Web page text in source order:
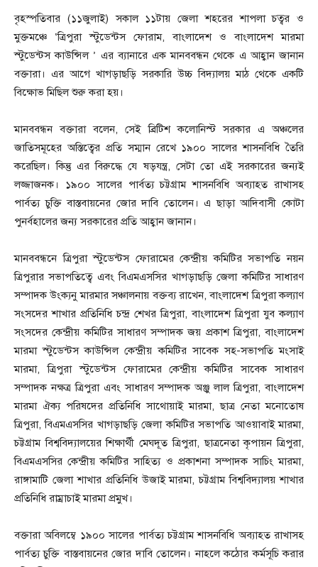
বৃহস্পতিবার (১১জুলাই) সকাল ১১টায় জেলা শহরের শাপলা চত্বর ও
মুক্তমঞ্চে ‘ত্রিপুরা স্টুডেন্টস ফোরাম, বাংলাদেশ ও বাংলাদেশ মারমা
স্টুডেন্টস কাউন্সিল ’ এর ব্যানারে এক মানববন্ধন থেকে এ আহ্বান জানান
বক্তারা। এর আগে খাগড়াছড়ি সরকারি উচ্চ বিদ্যালয় মাঠ থেকে একটি
বিক্ষোভ মিছিল শুরু করা হয়।
মানববন্ধন বক্তারা বলেন, সেই ব্রিটিশ কলোনিস্ট সরকার এ অঞ্চলের
জাতিসমূহের অস্তিত্বের প্রতি সম্মান রেখে ১৯০০ সালের শাসনবিধি তৈরি
করেছিল। কিন্তু এর বিরুদ্ধে যে ষড়যন্ত্র, সেটা তো এই সরকারের জন্যই
লজ্জাজনক। ১৯০০ সালের পার্বত্য চট্টগ্রাম শাসনবিধি অব্যাহত রাখাসহ
পার্বত্য চুক্তি বাস্তবায়নের জোর দাবি তোলেন। এ ছাড়া আদিবাসী কোটা
পুনর্বহালের জন্য সরকারের প্রতি আহ্বান জানান।
মানববন্ধনে ত্রিপুরা স্টুডেন্টস ফোরামের কেন্দ্রীয় কমিটির সভাপতি নয়ন
ত্রিপুরার সভাপতিত্বে এবং বিএমএসসির খাগড়াছড়ি জেলা কমিটির সাধারণ
সম্পাদক উংক্যনু মারমার সঞ্চালনায় বক্তব্য রাখেন, বাংলাদেশ ত্রিপুরা কল্যাণ
সংসদের শাখার প্রতিনিধি চন্দ্র শেখর ত্রিপুরা, বাংলাদেশ ত্রিপুরা যুব কল্যাণ
সংসদের কেন্দ্রীয় কমিটির সাধারণ সম্পাদক জয় প্রকাশ ত্রিপুরা, বাংলাদেশ
মারমা স্টুডেন্টস কাউন্সিল কেন্দ্রীয় কমিটির সাবেক সহ-সভাপতি মংসাই
মারমা, ত্রিপুরা স্টুডেন্টস ফোরামের কেন্দ্রীয় কমিটির সাবেক সাধারণ
সম্পাদক নক্ষত্র ত্রিপুরা এবং সাধারণ সম্পাদক অঞ্জু লাল ত্রিপুরা, বাংলাদেশ
মারমা ঐক্য পরিষদের প্রতিনিধি সাথোয়াই মারমা, ছাত্র নেতা মনোতোষ
ত্রিপুরা, বিএমএসসির খাগড়াছড়ি জেলা কমিটির সভাপতি আওয়াবাই মারমা,
চট্টগ্রাম বিশ্ববিদ্যালয়ের শিক্ষার্থী মেঘদূত ত্রিপুরা, ছাত্রনেতা কৃপায়ন ত্রিপুরা,
বিএমএসসির কেন্দ্রীয় কমিটির সাহিত্য ও প্রকাশনা সম্পাদক সাচিং মারমা,
রাঙ্গামাটি জেলা শাখার প্রতিনিধি উজাই মারমা, চট্টগ্রাম বিশ্ববিদ্যালয় শাখার
প্রতিনিধি রাম্রাচাই মারমা প্রমুখ।
বক্তারা অবিলম্বে ১৯০০ সালের পার্বত্য চট্টগ্রাম শাসনবিধি অব্যাহত রাখাসহ
পার্বত্য চুক্তি বাস্তবায়নের জোর দাবি তোলেন। নাহলে কঠোর কর্মসূচি করার